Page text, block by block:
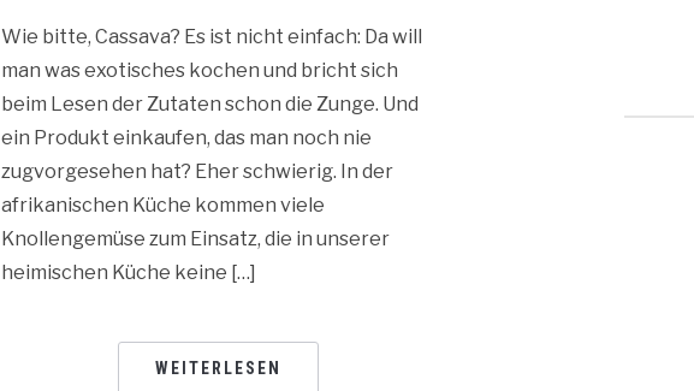
Wie bitte, Cassava? Es ist nicht einfach: Da will
man was exotisches kochen und bricht sich
beim Lesen der Zutaten schon die Zunge. Und
ein Produkt einkaufen, das man noch nie
zugvorgesehen hat? Eher schwierig. In der
afrikanischen Küche kommen viele
Knollengemüse zum Einsatz, die in unserer
heimischen Küche keine […]
WEITERLESEN